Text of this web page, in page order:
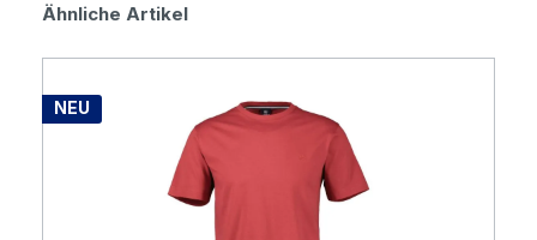
Produktgalerie überspringen
Ähnliche Artikel
NEU